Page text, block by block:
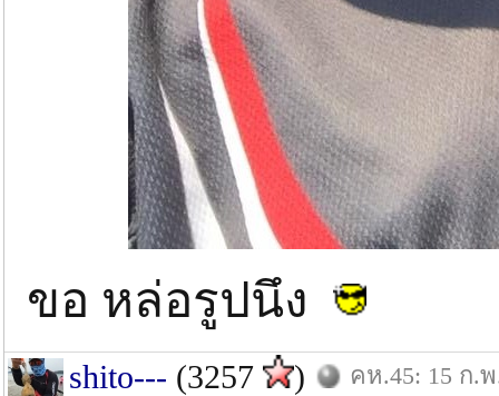
ขอ หล่อรูปนึง
shito--- (3257 ) คห.45: 15 ก.